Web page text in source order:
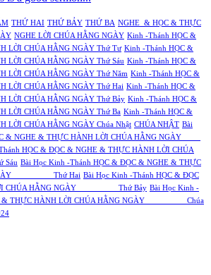
THỨ HAI THỨ BẢY THỨ BA NGHE & HỌC & THỰC
NGHE LỜI CHÚA HẰNG NGÀY Kinh -Thánh HỌC &
LỜI CHÚA HẰNG NGÀY Thứ Tư Kinh -Thánh HỌC &
LỜI CHÚA HẰNG NGÀY Thứ Sáu Kinh -Thánh HỌC &
LỜI CHÚA HẰNG NGÀY Thứ Năm Kinh -Thánh HỌC &
LỜI CHÚA HẰNG NGÀY Thứ Hai Kinh -Thánh HỌC &
LỜI CHÚA HẰNG NGÀY Thứ Bảy Kinh -Thánh HỌC &
LỜI CHÚA HẰNG NGÀY Thứ Ba Kinh -Thánh HỌC &
LỜI CHÚA HẰNG NGÀY Chúa Nhật CHÚA NHẬT Bài
& NGHE & THỰC HÀNH LỜI CHÚA HẰNG NGÀY
HỌC & ĐỌC & NGHE & THỰC HÀNH LỜI CHÚA
Bài Học Kinh -Thánh HỌC & ĐỌC & NGHE & THỰC
NGÀY Thứ Hai Bài Học Kinh -Thánh HỌC & ĐỌC
LỜI CHÚA HẰNG NGÀY Thứ Bảy Bài Học Kinh -
& THỰC HÀNH LỜI CHÚA HẰNG NGÀY Chúa